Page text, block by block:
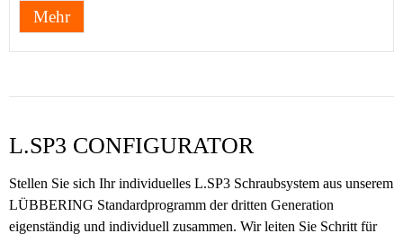
Mehr
L.SP3 CONFIGURATOR
Stellen Sie sich Ihr individuelles L.SP3 Schraubsystem aus unserem
LÜBBERING Standardprogramm der dritten Generation
eigenständig und individuell zusammen. Wir leiten Sie Schritt für